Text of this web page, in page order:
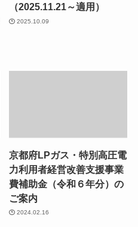
（2025.11.21～適用）
2025.10.09
京都府LPガス・特別高圧電
力利用者経営改善支援事業
費補助金（令和６年分）の
ご案内
2024.02.16